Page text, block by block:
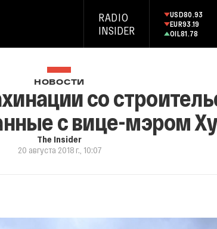
RADIO
INSIDER
USD80.93
EUR93.19
OIL81.78
НОВОСТИ
со
с вице-мэром
The Insider
20 августа 2018 г., 10:07